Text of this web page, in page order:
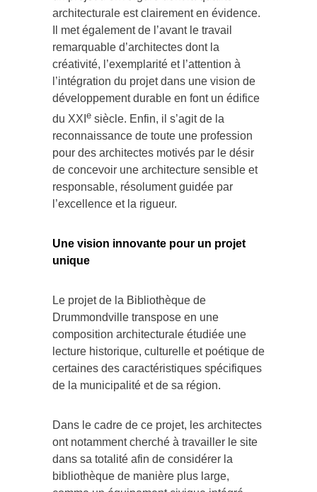
architecturale est clairement en évidence.
Il met également de l’avant le travail
remarquable d’architectes dont la
créativité, l’exemplarité et l’attention à
l’intégration du projet dans une vision de
développement durable en font un édifice
du XXIe siècle. Enfin, il s’agit de la
reconnaissance de toute une profession
pour des architectes motivés par le désir
de concevoir une architecture sensible et
responsable, résolument guidée par
l’excellence et la rigueur.
Une vision innovante pour un projet
unique
Le projet de la Bibliothèque de
Drummondville transpose en une
composition architecturale étudiée une
lecture historique, culturelle et poétique de
certaines des caractéristiques spécifiques
de la municipalité et de sa région.
Dans le cadre de ce projet, les architectes
ont notamment cherché à travailler le site
dans sa totalité afin de considérer la
bibliothèque de manière plus large,